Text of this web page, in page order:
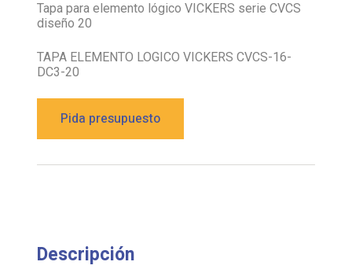
Tapa para elemento lógico VICKERS serie CVCS
diseño 20
TAPA ELEMENTO LOGICO VICKERS CVCS-16-
DC3-20
Pida presupuesto
Descripción